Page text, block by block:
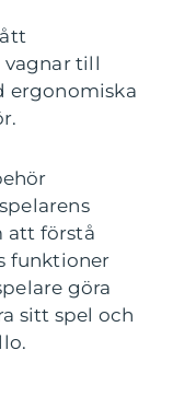
till
ergonomiska
att förstå
funktioner
göra
sitt spel och